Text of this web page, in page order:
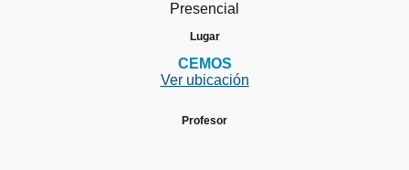
Presencial
Lugar
CEMOS
Ver ubicación
Profesor